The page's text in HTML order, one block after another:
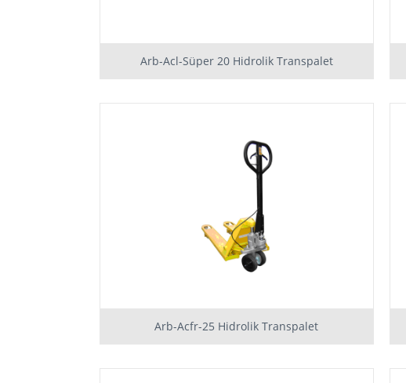
Arb-Acl-Süper 20 Hidrolik Transpalet
Arb-Acfr-25 Hidrolik Transpalet